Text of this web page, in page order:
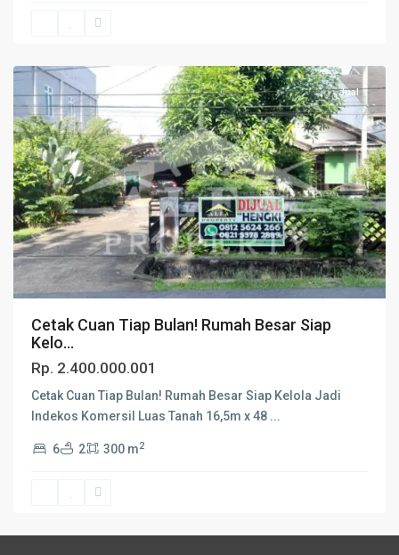
Jual
Cetak Cuan Tiap Bulan! Rumah Besar Siap
Kelo...
Rp. 2.400.000.001
Cetak Cuan Tiap Bulan! Rumah Besar Siap Kelola Jadi
Indekos Komersil Luas Tanah 16,5m x 48 ...
6 2 300 m2